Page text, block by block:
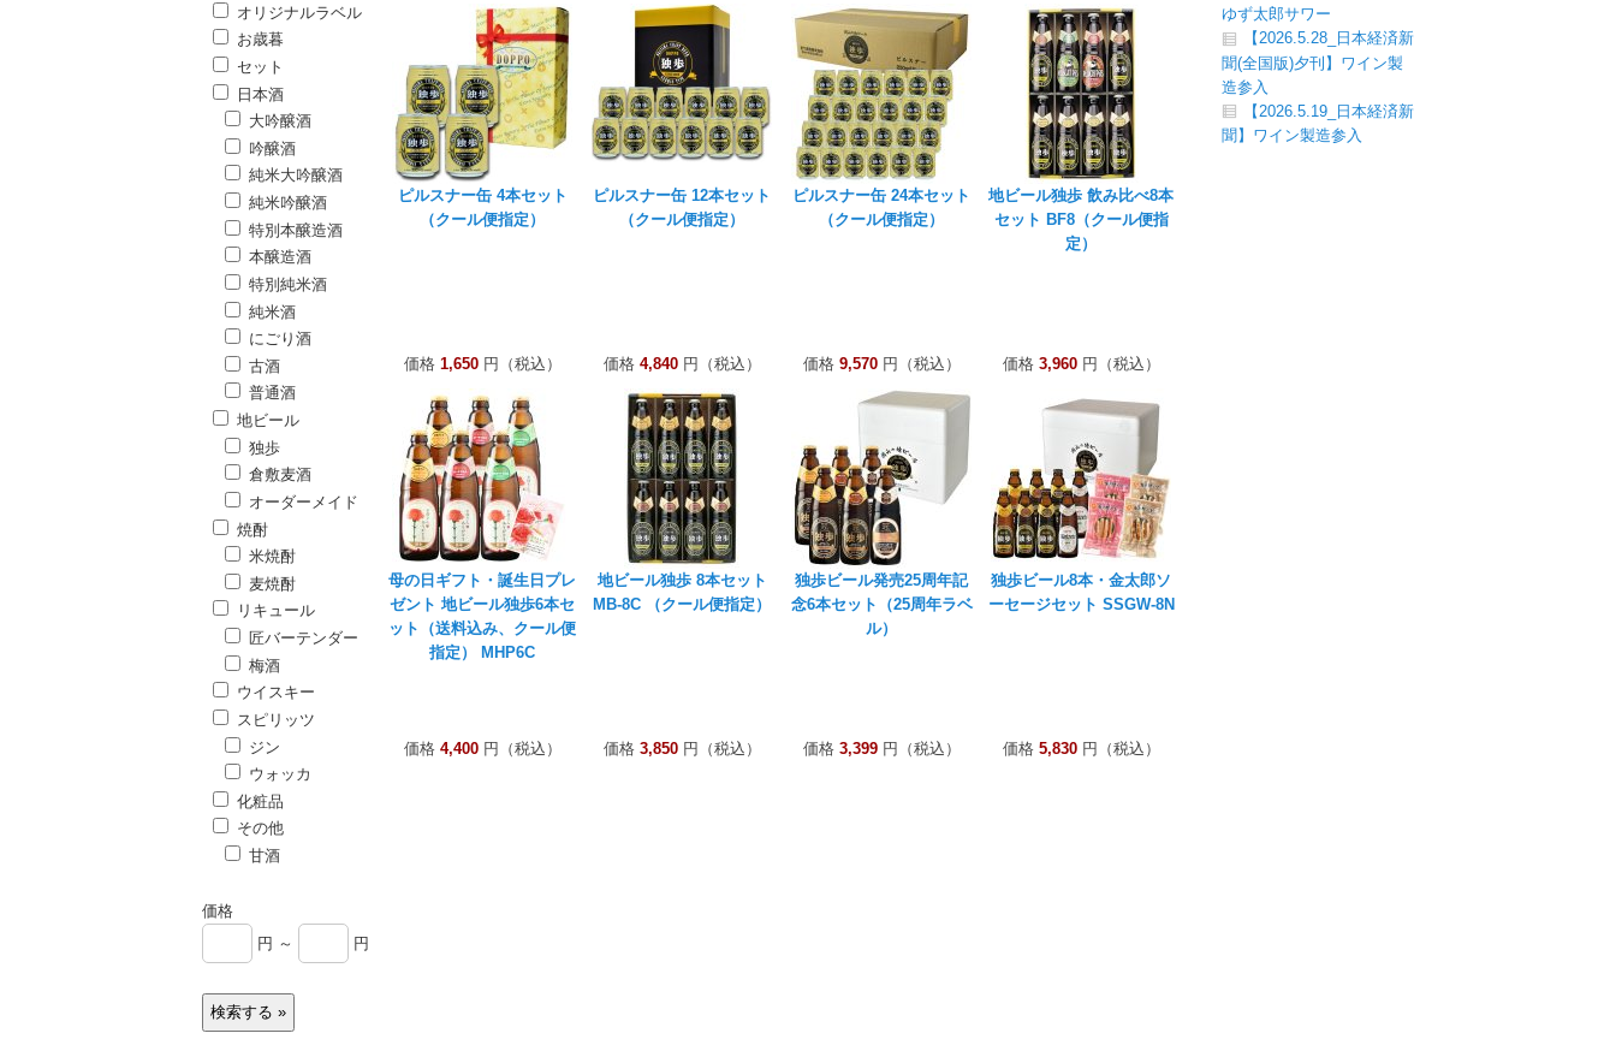
ピルスナー缶 4本セット
（クール便指定）
価格 1,650円（税込）
ピルスナー缶 12本セット
（クール便指定）
価格 4,840円（税込）
ピルスナー缶 24本セット
（クール便指定）
価格 9,570円（税込）
地ビール独歩 飲み比べ8本
セット BF8（クール便指
定）
価格 3,960円（税込）
母の日ギフト・誕生日プレ
ゼント 地ビール独歩6本セ
ット（送料込み、クール便
指定） MHP6C
価格 4,400円（税込）
地ビール独歩 8本セット
MB-8C （クール便指定）
価格 3,850円（税込）
独歩ビール発売25周年記
念6本セット（25周年ラベ
ル）
価格 3,399円（税込）
独歩ビール8本・金太郎ソ
ーセージセット SSGW-8N
価格 5,830円（税込）
オリジナルラベル
お歳暮
セット
日本酒
大吟醸酒
吟醸酒
純米大吟醸酒
純米吟醸酒
特別本醸造酒
本醸造酒
特別純米酒
純米酒
にごり酒
古酒
普通酒
地ビール
独歩
倉敷麦酒
オーダーメイド
焼酎
米焼酎
麦焼酎
リキュール
匠バーテンダー
梅酒
ウイスキー
スピリッツ
ジン
ウォッカ
化粧品
その他
甘酒
価格
円 ～
円
ゆず太郎サワー
【2026.5.28_日本経済新
聞(全国版)夕刊】ワイン製
造参入
【2026.5.19_日本経済新
聞】ワイン製造参入